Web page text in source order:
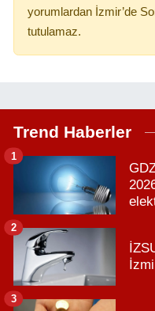
yorumlardan İzmir’de
tutulamaz.
Trend Haberler
1
2
3